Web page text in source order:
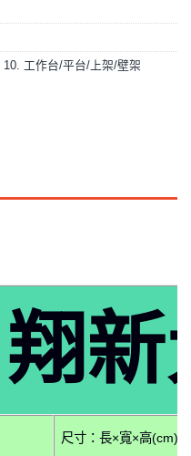
10. 工作台/平台/上架/壁架
翔新
尺寸：長×寬×高(cm)